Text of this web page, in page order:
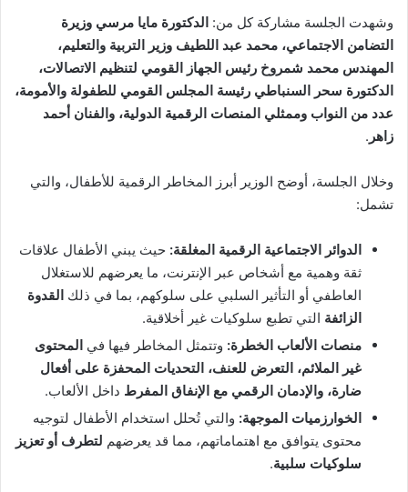
وشهدت الجلسة مشاركة كل من: الدكتورة مايا مرسي وزيرة
التضامن الاجتماعي، محمد عبد اللطيف وزير التربية والتعليم،
المهندس محمد شمروخ رئيس الجهاز القومي لتنظيم الاتصالات،
الدكتورة سحر السنباطي رئيسة المجلس القومي للطفولة والأمومة،
عدد من النواب وممثلي المنصات الرقمية الدولية، والفنان أحمد
زاهر .
وخلال الجلسة، أوضح الوزير أبرز المخاطر الرقمية للأطفال، والتي
تشمل:
الدوائر الاجتماعية الرقمية المغلقة: حيث يبني الأطفال علاقات
ثقة وهمية مع أشخاص عبر الإنترنت، ما يعرضهم للاستغلال
العاطفي أو التأثير السلبي على سلوكهم، بما في ذلك القدوة
الزائفة التي تطبع سلوكيات غير أخلاقية.
منصات الألعاب الخطرة: وتتمثل المخاطر فيها في المحتوى
غير الملائم، التعرض للعنف، التحديات المحفزة على أفعال
ضارة، والإدمان الرقمي مع الإنفاق المفرط داخل الألعاب.
الخوارزميات الموجهة: والتي تُحلل استخدام الأطفال لتوجيه
محتوى يتوافق مع اهتماماتهم، مما قد يعرضهم لتطرف أو تعزيز
سلوكيات سلبية.